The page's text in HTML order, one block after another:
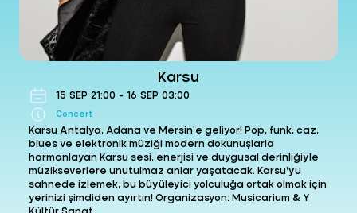
Teoman
Get Ticket
Karsu
15 SEP 21:00 - 16 SEP 03:00
Concert
Karsu Antalya, Adana ve Mersin’e geliyor! Pop, funk, caz,
blues ve elektronik müziği modern dokunuşlarla
harmanlayan Karsu sesi, enerjisi ve duygusal derinliğiyle
müzikseverlere unutulmaz anlar yaşatacak. Karsu’yu
sahnede izlemek, bu büyüleyici yolculuğa ortak olmak için
yerinizi şimdiden ayırtın! Organizasyon: Musicarium & Y